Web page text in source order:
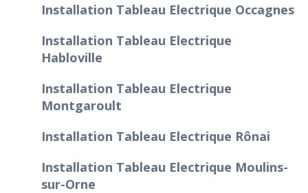
Installation Tableau Electrique Occagnes
Installation Tableau Electrique
Habloville
Installation Tableau Electrique
Montgaroult
Installation Tableau Electrique Rônai
Installation Tableau Electrique Moulins-
sur-Orne